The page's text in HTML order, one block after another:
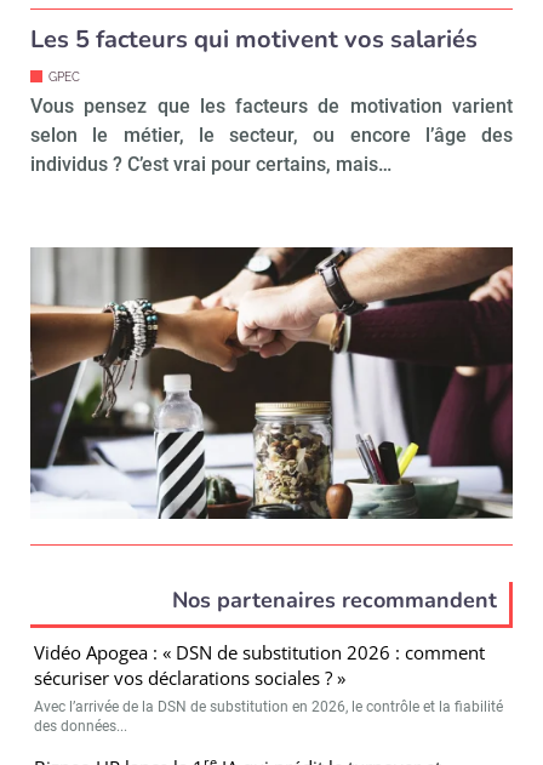
Les 5 facteurs qui motivent vos salariés
GPEC
Vous pensez que les facteurs de motivation varient
selon le métier, le secteur, ou encore l’âge des
individus ? C’est vrai pour certains, mais…
Nos partenaires recommandent
Vidéo Apogea : « DSN de substitution 2026 : comment
sécuriser vos déclarations sociales ? »
Avec l’arrivée de la DSN de substitution en 2026, le contrôle et la fiabilité
des données...